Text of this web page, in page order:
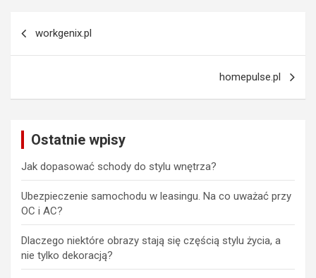
workgenix.pl
homepulse.pl
Ostatnie wpisy
Jak dopasować schody do stylu wnętrza?
Ubezpieczenie samochodu w leasingu. Na co uważać przy
OC i AC?
Dlaczego niektóre obrazy stają się częścią stylu życia, a
nie tylko dekoracją?